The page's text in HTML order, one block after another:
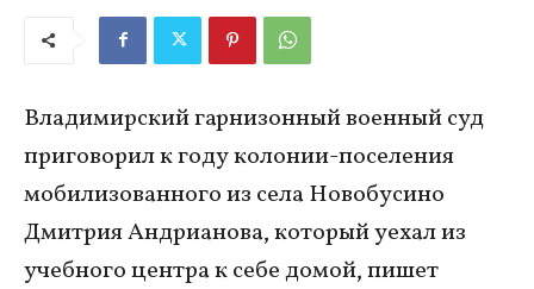
Владимирский гарнизонный военный суд
приговорил к году колонии-поселения
мобилизованного из села Новобусино
Дмитрия Андрианова, который уехал из
учебного центра к себе домой, пишет